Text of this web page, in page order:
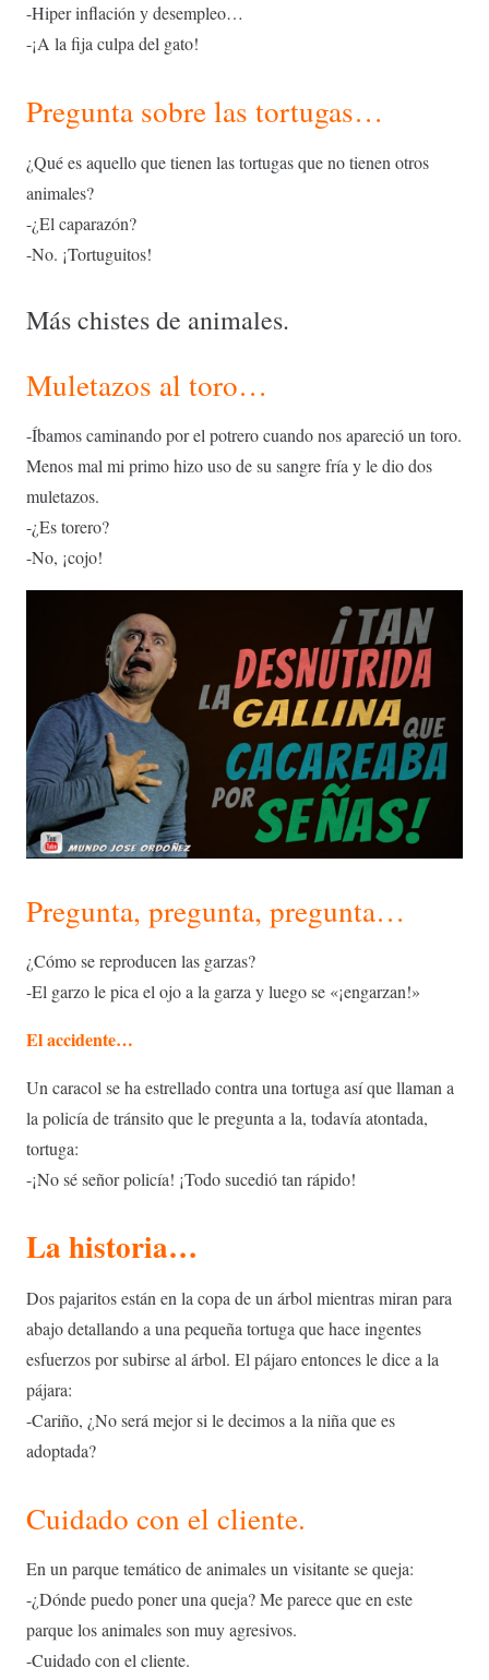
-Hiper inflación y desempleo…
-¡A la fija culpa del gato!
Pregunta sobre las tortugas…
¿Qué es aquello que tienen las tortugas que no tienen otros
animales?
-¿El caparazón?
-No. ¡Tortuguitos!
Más chistes de animales.
Muletazos al toro…
-Íbamos caminando por el potrero cuando nos apareció un toro.
Menos mal mi primo hizo uso de su sangre fría y le dio dos
muletazos.
-¿Es torero?
-No, ¡cojo!
Pregunta, pregunta, pregunta…
¿Cómo se reproducen las garzas?
-El garzo le pica el ojo a la garza y luego se «¡engarzan!»
El accidente…
Un caracol se ha estrellado contra una tortuga así que llaman a
la policía de tránsito que le pregunta a la, todavía atontada,
tortuga:
-¡No sé señor policía! ¡Todo sucedió tan rápido!
La historia…
Dos pajaritos están en la copa de un árbol mientras miran para
abajo detallando a una pequeña tortuga que hace ingentes
esfuerzos por subirse al árbol. El pájaro entonces le dice a la
pájara:
-Cariño, ¿No será mejor si le decimos a la niña que es
adoptada?
Cuidado con el cliente.
En un parque temático de animales un visitante se queja:
-¿Dónde puedo poner una queja? Me parece que en este
parque los animales son muy agresivos.
-Cuidado con el cliente.